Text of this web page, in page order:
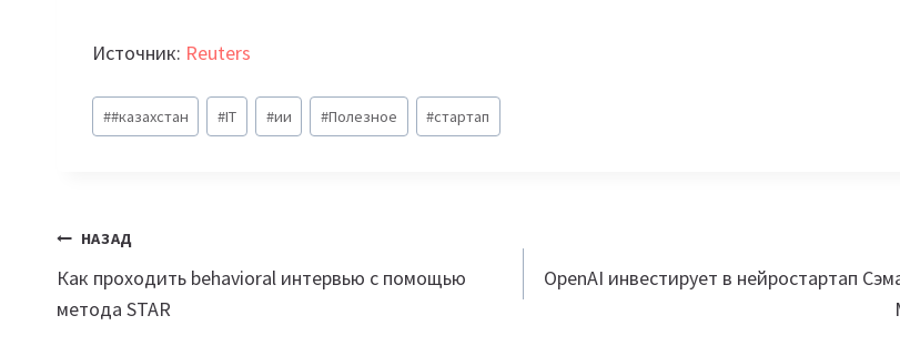
Источник: Reuters
Метки
записи:
##казахстан #IT #ии #Полезное #стартап
Навигация
по
НАЗАД
Как проходить behavioral интервью с помощью
метода STAR
OpenAI инвестирует в нейростартап